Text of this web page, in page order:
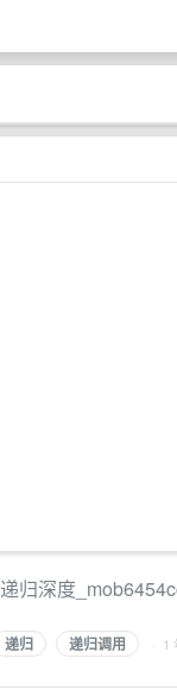
归深度
递归 递归调用 · 1